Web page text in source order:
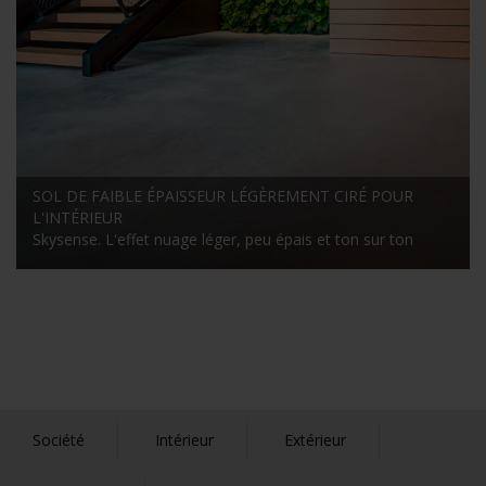
SOL DE FAIBLE ÉPAISSEUR LÉGÈREMENT CIRÉ POUR
L'INTÉRIEUR
Skysense. L'effet nuage léger, peu épais et ton sur ton
Société Intérieur Extérieur